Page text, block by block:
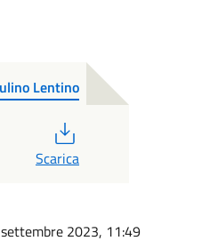
Lentino
Scarica
2023, 11:49